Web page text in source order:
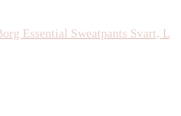
Essential Sweatpants Svart, L